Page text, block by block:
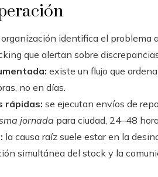
identifica el problema
que alertan sobre
existe un flujo que
no en días.
rápidas: se ejecutan envíos de
jornada para ciudad, 24–48
la causa raíz suele estar en la
simultánea del stock y la